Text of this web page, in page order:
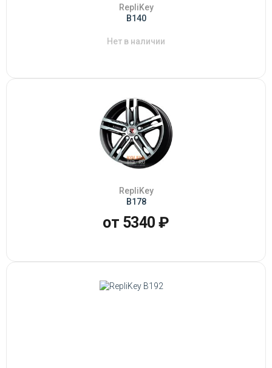
RepliKey
B140
Нет в наличии
RepliKey
B178
от 5340 ₽